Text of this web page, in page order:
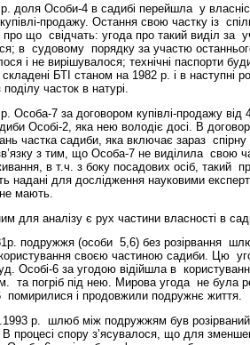
доля Особи-4 в садибі перейшла у
продажу. Остання свою частку із
про що свідчать: угода про такий виділ за
в судовому порядку за участю
і не вирішувалося; технічні паспорти
БТІ станом на 1982 р. і в наступні
часток в натурі.
Особа-7 за договором купівлі-продажу від
Особі-2, яка нею володіє досі. В
частка садиби, яка включає зараз спірну
з тим, що Особа-7 не виділила свою
в т.ч. з боку посадових осіб, такий
надані для дослідження науковими
мають.
для аналізу є рух частини власності в
подружжя (особи 5,6) без розірвання
своєю частиною садиби. Цю
Особі-6 за угодою відійшла в
та погріб під нею. Мирова угода не була
помирилися і продовжили подружнє життя.
р. шлюб між подружжям був
В процесі спору з’ясувалося, що для